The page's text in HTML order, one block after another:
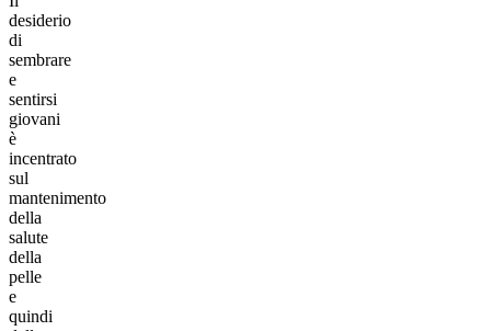
desiderio
di
sembrare
e
sentirsi
giovani
è
incentrato
sul
mantenimento
della
salute
della
pelle
e
quindi